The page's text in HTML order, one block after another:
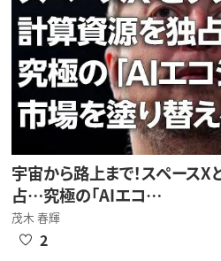
宇宙から路上まで！スペース
占…究極の「AIエコ…
茂木 春輝
2